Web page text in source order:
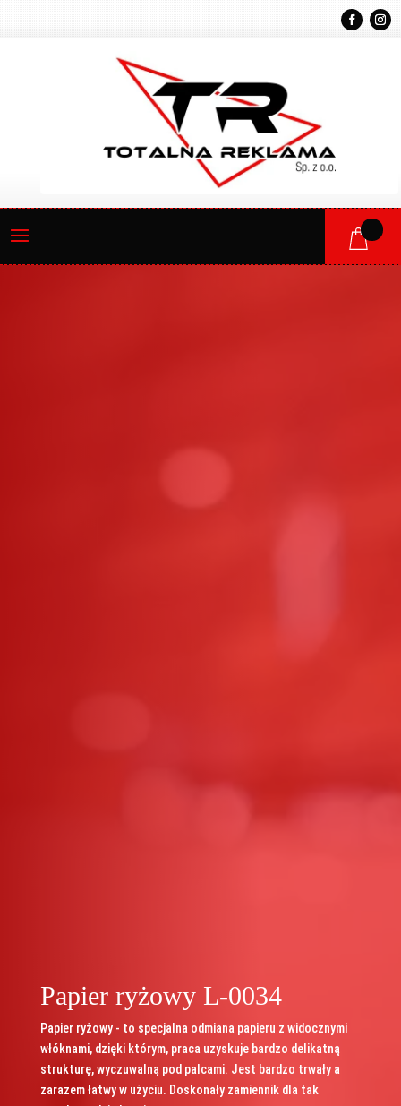
Papier ryżowy L-0034
Papier ryżowy - to specjalna odmiana papieru z widocznymi
włóknami, dzięki którym, praca uzyskuje bardzo delikatną
strukturę, wyczuwalną pod palcami. Jest bardzo trwały a
zarazem łatwy w użyciu. Doskonały zamiennik dla tak